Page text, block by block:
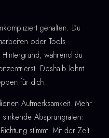
gehalten. Du
oder Tools
während du
Deshalb lohnt
für dich.
Aufmerksamkeit. Mehr
Absprungraten:
stimmt. Mit der Zeit